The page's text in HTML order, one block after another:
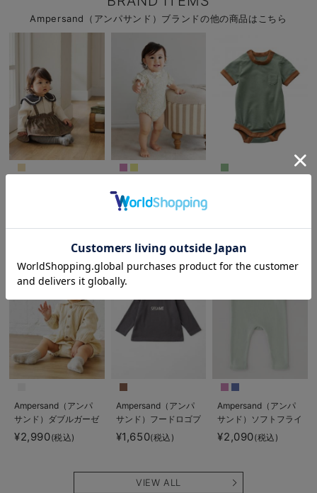
Ampersand（アンパサンド）ブランドの他の商品はこちら
袖フリルボディオール
Ampersand（アンパ
サンド）ダブルガーゼ
セーラーロンパース
¥2,990(税込)
Ampersand（アンパ
サンド）フードロゴプ
リント ロングTシャツ
¥1,650(税込)
Ampersand（アンパ
サンド）ソフトフライ
スベビーパンツ
¥2,090(税込)
VIEW ALL
お気に入り商品を確認する